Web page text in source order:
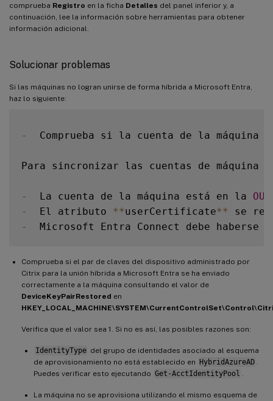
comprueba Registro en la ficha Detalles del panel inferior y, a
continuación, lee la información sobre herramientas para obtener
información adicional.
Solucionar problemas
Si las máquinas no logran unirse de forma híbrida a Microsoft Entra,
haz lo siguiente:
-
Comprueba si la cuenta de la máquina
Para sincronizar las cuentas de máquina
-
  La cuenta de la máquina está en la
OU
-
  El atributo
**userCertificate**
se
-
Microsoft Entra Connect debe haberse
Comprueba si el par de claves del dispositivo administrado por
Citrix para la unión híbrida a Microsoft Entra se ha enviado
correctamente a la máquina consultando el valor de
DeviceKeyPairRestored en
Verifica que el valor sea 1. Si no es así, las posibles razones son:
IdentityType del grupo de identidades asociado al esquema
de aprovisionamiento no está establecido en HybridAzureAD
Puedes verificar esto ejecutando Get-AcctIdentityPool
La máquina no se aprovisiona utilizando el mismo esquema de